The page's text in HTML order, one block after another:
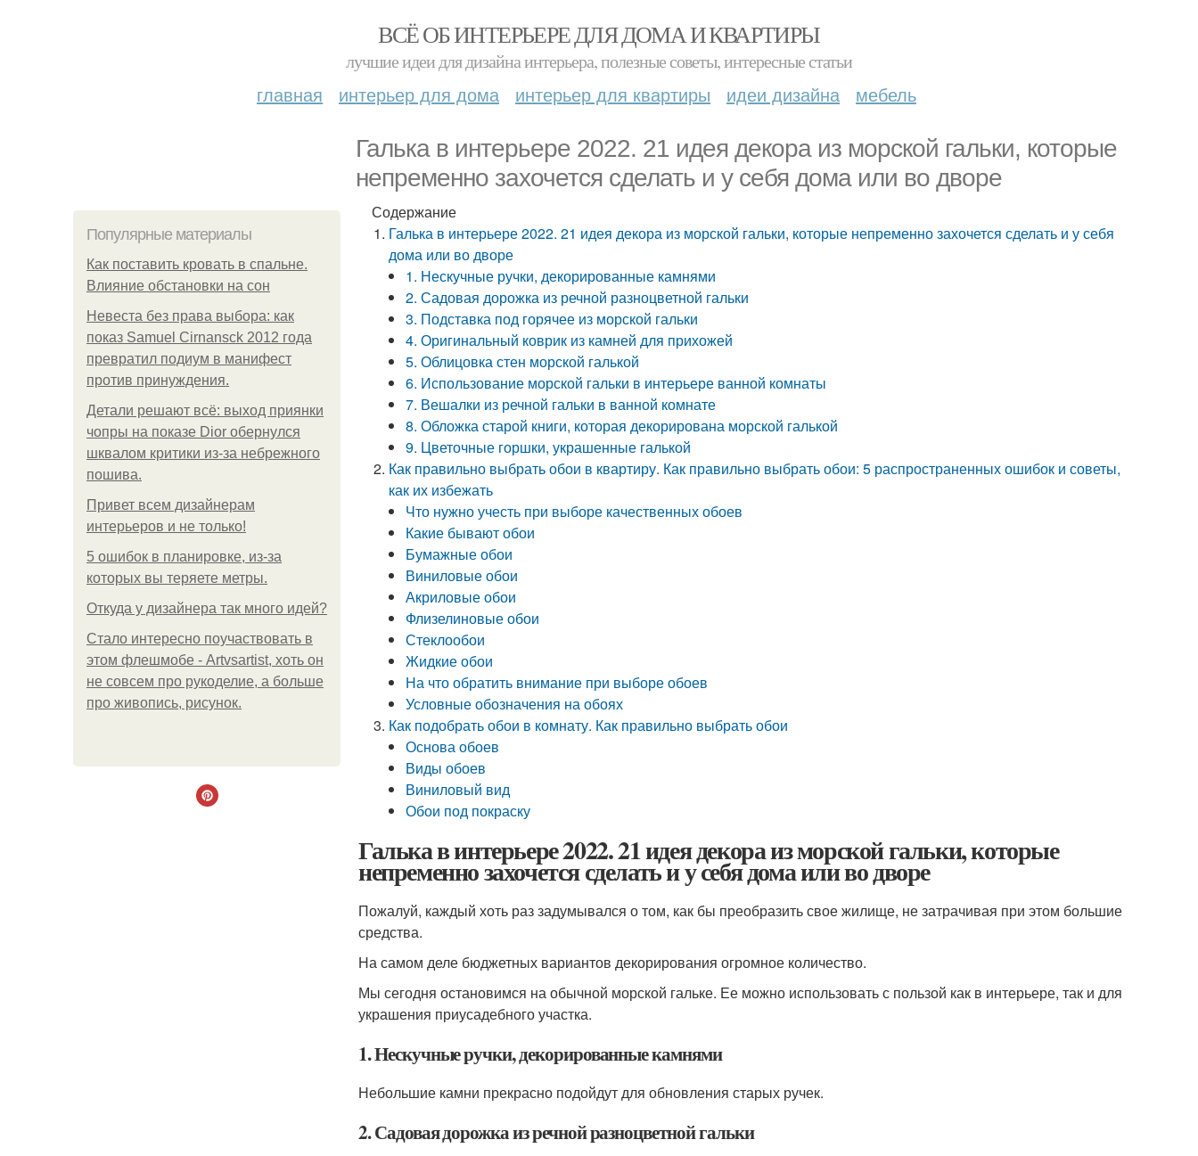
ВСЁ ОБ ИНТЕРЬЕРЕ ДЛЯ ДОМА И КВАРТИРЫ
лучшие идеи для дизайна интерьера, полезные советы, интересные статьи
главная интерьер для дома интерьер для квартиры идеи дизайна мебель
Галька в интерьере 2022. 21 идея декора из морской гальки, которые
непременно захочется сделать и у себя дома или во дворе
Популярные материалы
Как поставить кровать в спальне.
Влияние обстановки на сон
Невеста без права выбора: как
показ Samuel Cirnansck 2012 года
превратил подиум в манифест
против принуждения.
Детали решают всё: выход приянки
чопры на показе Dior обернулся
шквалом критики из-за небрежного
пошива.
Привет всем дизайнерам
интерьеров и не только!
5 ошибок в планировке, из-за
которых вы теряете метры.
Откуда у дизайнера так много идей?
Стало интересно поучаствовать в
этом флешмобе - Artvsartist, хоть он
не совсем про рукоделие, а больше
про живопись, рисунок.
Содержание
Галька в интерьере 2022. 21 идея декора из морской гальки, которые непременно захочется сделать и у себя
дома или во дворе
1. Нескучные ручки, декорированные камнями
2. Садовая дорожка из речной разноцветной гальки
3. Подставка под горячее из морской гальки
4. Оригинальный коврик из камней для прихожей
5. Облицовка стен морской галькой
6. Использование морской гальки в интерьере ванной комнаты
7. Вешалки из речной гальки в ванной комнате
8. Обложка старой книги, которая декорирована морской галькой
9. Цветочные горшки, украшенные галькой
Как правильно выбрать обои в квартиру. Как правильно выбрать обои: 5 распространенных ошибок и советы,
как их избежать
Что нужно учесть при выборе качественных обоев
Какие бывают обои
Бумажные обои
Виниловые обои
Акриловые обои
Флизелиновые обои
Стеклообои
Жидкие обои
На что обратить внимание при выборе обоев
Условные обозначения на обоях
Как подобрать обои в комнату. Как правильно выбрать обои
Основа обоев
Виды обоев
Виниловый вид
Обои под покраску
Галька в интерьере 2022. 21 идея декора из морской гальки, которые
непременно захочется сделать и у себя дома или во дворе
Пожалуй, каждый хоть раз задумывался о том, как бы преобразить свое жилище, не затрачивая при этом большие
средства.
На самом деле бюджетных вариантов декорирования огромное количество.
Мы сегодня остановимся на обычной морской гальке. Ее можно использовать с пользой как в интерьере, так и для
украшения приусадебного участка.
1. Нескучные ручки, декорированные камнями
Небольшие камни прекрасно подойдут для обновления старых ручек.
2. Садовая дорожка из речной разноцветной гальки